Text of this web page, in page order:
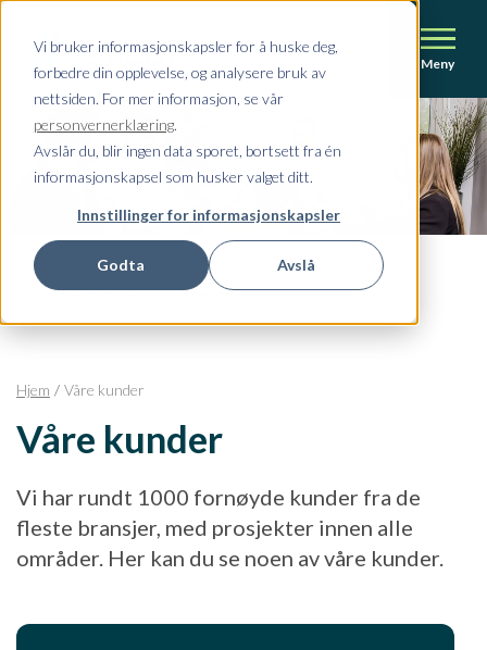
Vi bruker informasjonskapsler for å huske deg,
forbedre din opplevelse, og analysere bruk av
nettsiden. For mer informasjon, se vår
personvernerklæring.
Avslår du, blir ingen data sporet, bortsett fra én
informasjonskapsel som husker valget ditt.
Innstillinger for informasjonskapsler
Godta Avslå
Meny
Hjem Våre kunder
Våre kunder
Vi har rundt 1000 fornøyde kunder fra de
fleste bransjer, med prosjekter innen alle
områder. Her kan du se noen av våre kunder.